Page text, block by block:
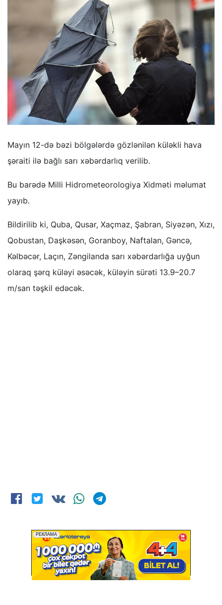
Mayın 12-də bəzi bölgələrdə gözlənilən küləkli hava
şəraiti ilə bağlı sarı xəbərdarlıq verilib.
Bu barədə Milli Hidrometeorologiya Xidməti məlumat
yayıb.
Bildirilib ki, Quba, Qusar, Xaçmaz, Şabran, Siyəzən, Xızı,
Qobustan, Daşkəsən, Goranboy, Naftalan, Gəncə,
Kəlbəcər, Laçın, Zəngilanda sarı xəbərdarlığa uyğun
olaraq şərq küləyi əsəcək, küləyin sürəti 13.9–20.7
m/san təşkil edəcək.